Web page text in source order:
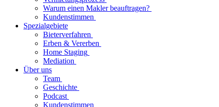
Warum einen Makler beauftragen?
Kundenstimmen
Spezialgebiete
Bieterverfahren
Erben & Vererben
Home Staging
Mediation
Über uns
Team
Geschichte
Podcast
Kundenstimmen